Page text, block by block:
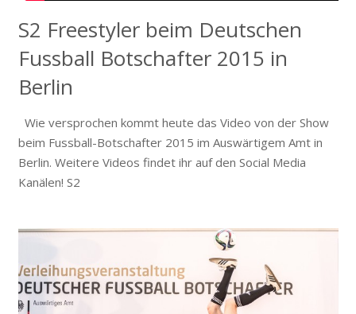
S2 Freestyler beim Deutschen
Fussball Botschafter 2015 in
Berlin
Wie versprochen kommt heute das Video von der Show
beim Fussball-Botschafter 2015 im Auswärtigem Amt in
Berlin. Weitere Videos findet ihr auf den Social Media
Kanälen! S2